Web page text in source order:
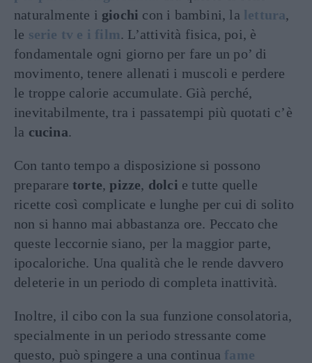
naturalmente i giochi con i bambini, la lettura,
le serie tv e i film. L’attività fisica, poi, è
fondamentale ogni giorno per fare un po’ di
movimento, tenere allenati i muscoli e perdere
le troppe calorie accumulate. Già perché,
inevitabilmente, tra i passatempi più quotati c’è
la cucina.
Con tanto tempo a disposizione si possono
preparare torte,pizze, dolci e tutte quelle
ricette così complicate e lunghe per cui di solito
non si hanno mai abbastanza ore. Peccato che
queste leccornie siano, per la maggior parte,
ipocaloriche. Una qualità che le rende davvero
deleterie in un periodo di completa inattività.
Inoltre, il cibo con la sua funzione consolatoria,
specialmente in un periodo stressante come
questo, può spingere a una continua fame